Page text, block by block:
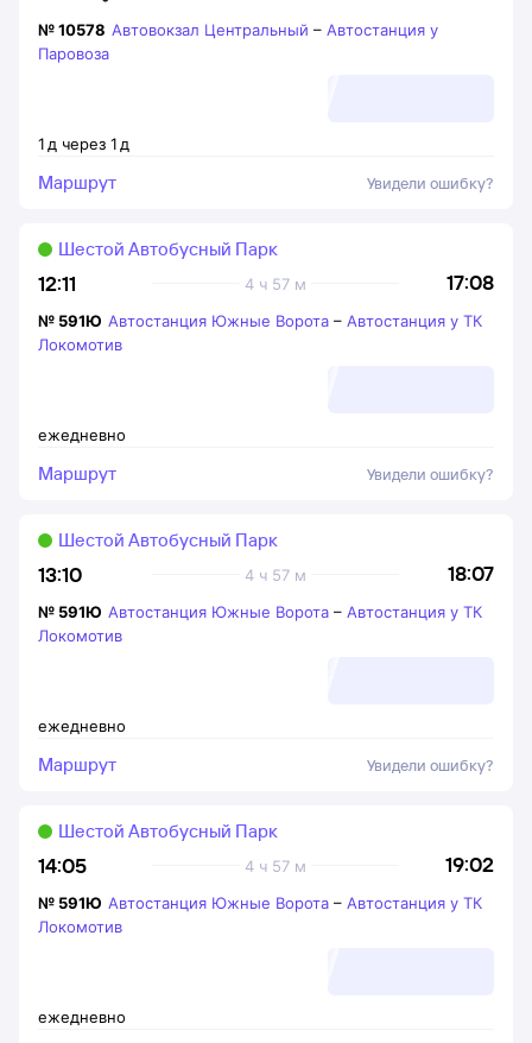
1 д через 1 д
№10578 Автовокзал Центральный – Автостанция у
Паровоза
Маршрут Увидели ошибку?
12:11 17:08
4 ч 57 м
Шестой Автобусный Парк
ежедневно
№ 591Ю Автостанция Южные Ворота – Автостанция у ТК
Локомотив
Маршрут Увидели ошибку?
13:10 18:07
4 ч 57 м
Шестой Автобусный Парк
ежедневно
№ 591Ю Автостанция Южные Ворота – Автостанция у ТК
Локомотив
Маршрут Увидели ошибку?
14:05 19:02
4 ч 57 м
Шестой Автобусный Парк
ежедневно
№ 591Ю Автостанция Южные Ворота – Автостанция у ТК
Локомотив